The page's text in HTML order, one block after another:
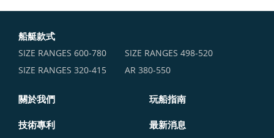
船艇款式
SIZE RANGES ​600-780
SIZE RANGES ​498-520
SIZE RANGES ​320-415
AR 380-550
關於我們 玩船指南
技術專利 最新消息